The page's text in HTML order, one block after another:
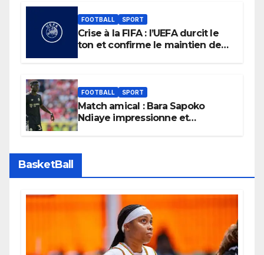
FOOTBALL SPORT
Crise à la FIFA : l’UEFA durcit le
ton et confirme le maintien de
FOOTBALL SPORT
Match amical : Bara Sapoko
Ndiaye impressionne et
BasketBall